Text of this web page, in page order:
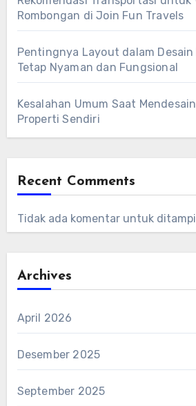
Rombongan di Join Fun Travels
Pentingnya Layout dalam
Tetap Nyaman dan Fungsional
Kesalahan Umum Saat
Properti Sendiri
Recent Comments
Tidak ada komentar untuk
Archives
April 2026
Desember 2025
September 2025